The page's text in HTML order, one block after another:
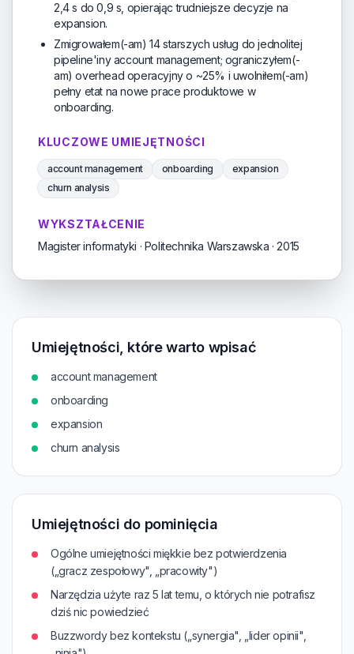
2,4 s do 0,9 s, opierając trudniejsze decyzje na
expansion.
Zmigrowałem(-am) 14 starszych usług do jednolitej
pipeline'iny account management; ograniczyłem(-
am) overhead operacyjny o ~25% i uwolniłem(-am)
pełny etat na nowe prace produktowe w
onboarding.
KLUCZOWE UMIEJĘTNOŚCI
account management onboarding
expansion
churn analysis
WYKSZTAŁCENIE
Magister informatyki · Politechnika Warszawska · 2015
Umiejętności, które warto wpisać
account management
onboarding
expansion
churn analysis
Umiejętności do pominięcia
Ogólne umiejętności miękkie bez potwierdzenia
(„gracz zespołowy", „pracowity")
Narzędzia użyte raz 5 lat temu, o których nie potrafisz
dziś nic powiedzieć
Buzzwordy bez kontekstu („synergia", „lider opinii",